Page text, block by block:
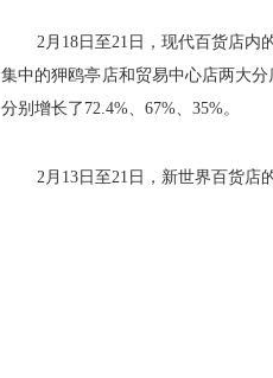
2月18日至21日，现代百货店内
集中的狎鸥亭店和贸易中心店两大
分别增长了72.4%、67%、35%。
2月13日至21日，新世界百货店